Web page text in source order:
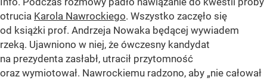
otrucia Karola Nawrockiego. Wszystko zaczęło się
od książki prof. Andrzeja Nowaka będącej wywiadem
rzeką. Ujawniono w niej, że ówczesny kandydat
na prezydenta zasłabł, utracił przytomność
oraz wymiotował. Nawrockiemu radzono, aby „nie całował